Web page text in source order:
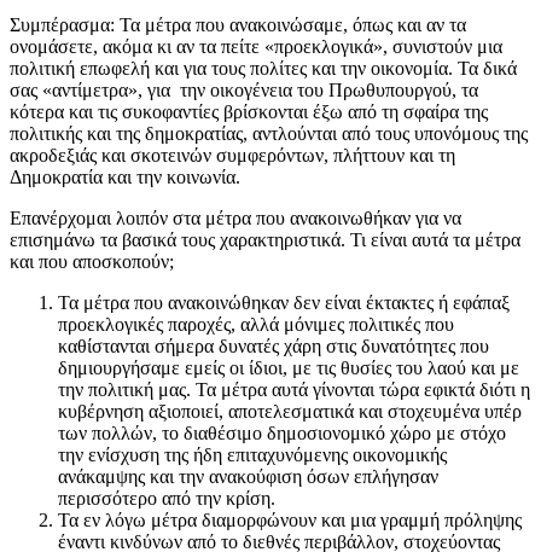
Συμπέρασμα: Τα μέτρα που ανακοινώσαμε, όπως και αν τα
ονομάσετε, ακόμα κι αν τα πείτε «προεκλογικά», συνιστούν μια
πολιτική επωφελή και για τους πολίτες και την οικονομία. Τα δικά
σας «αντίμετρα», για την οικογένεια του Πρωθυπουργού, τα
κότερα και τις συκοφαντίες βρίσκονται έξω από τη σφαίρα της
πολιτικής και της δημοκρατίας, αντλούνται από τους υπονόμους της
ακροδεξιάς και σκοτεινών συμφερόντων, πλήττουν και τη
Δημοκρατία και την κοινωνία.
Επανέρχομαι λοιπόν στα μέτρα που ανακοινωθήκαν για να
επισημάνω τα βασικά τους χαρακτηριστικά. Τι είναι αυτά τα μέτρα
και που αποσκοπούν;
Τα μέτρα που ανακοινώθηκαν δεν είναι έκτακτες ή εφάπαξ
προεκλογικές παροχές, αλλά μόνιμες πολιτικές που
καθίστανται σήμερα δυνατές χάρη στις δυνατότητες που
δημιουργήσαμε εμείς οι ίδιοι, με τις θυσίες του λαού και με
την πολιτική μας. Τα μέτρα αυτά γίνονται τώρα εφικτά διότι η
κυβέρνηση αξιοποιεί, αποτελεσματικά και στοχευμένα υπέρ
των πολλών, το διαθέσιμο δημοσιονομικό χώρο με στόχο
την ενίσχυση της ήδη επιταχυνόμενης οικονομικής
ανάκαμψης και την ανακούφιση όσων επλήγησαν
περισσότερο από την κρίση.
Τα εν λόγω μέτρα διαμορφώνουν και μια γραμμή πρόληψης
έναντι κινδύνων από το διεθνές περιβάλλον, στοχεύοντας